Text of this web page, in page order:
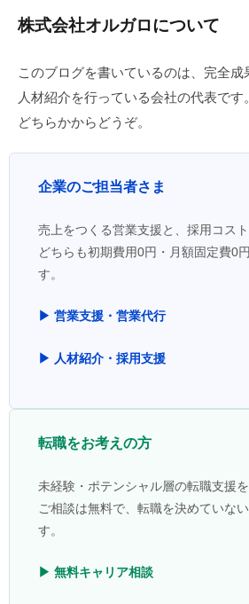
株式会社オルガロについて
このブログを書いているのは、完全成
人材紹介を行っている会社の代表です
どちらかからどうぞ。
企業のご担当者さま
売上をつくる営業支援と、採用コス
どちらも初期費用0円・月額固定費0
す。
▶ 営業支援・営業代行
▶ 人材紹介・採用支援
転職をお考えの方
未経験・ポテンシャル層の転職支援
ご相談は無料で、転職を決めていな
す。
▶ 無料キャリア相談